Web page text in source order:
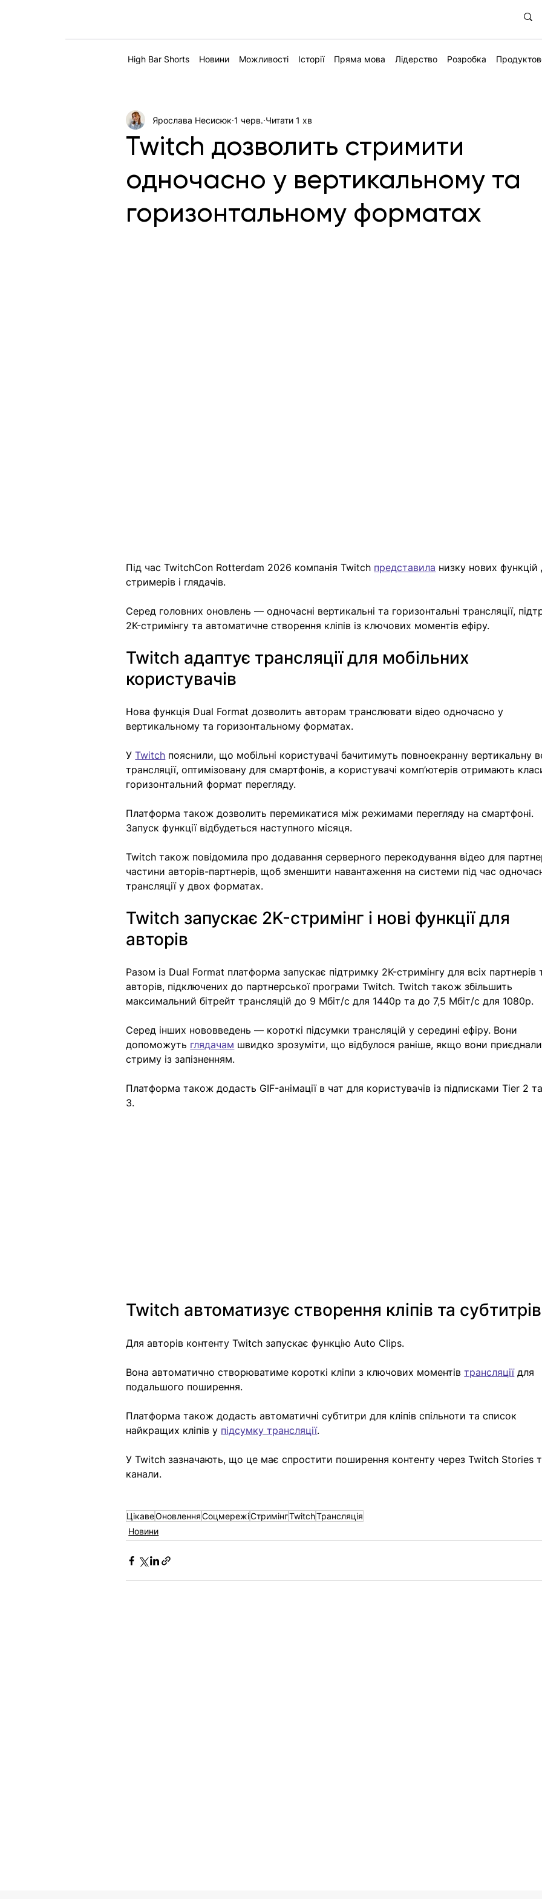
High Bar Shorts Новини Можливості Історії Пряма мова Лідерство Розробка
Twitch дозволить стримити
одночасно у вертикальному та
горизонтальному форматах
Ярослава Несисюк 1 черв. Читати 1 хв
Під час TwitchCon Rotterdam 2026 компанія Twitch представила низку нових
стримерів і глядачів.
Серед головних оновлень — одночасні вертикальні та горизонтальні трансляції,
2K-стримінгу та автоматичне створення кліпів із ключових моментів ефіру.
Twitch адаптує трансляції для мобільних
користувачів
Нова функція Dual Format дозволить авторам транслювати відео одночасно у
вертикальному та горизонтальному форматах.
У Twitch пояснили, що мобільні користувачі бачитимуть повноекранну вертикальну
трансляції, оптимізовану для смартфонів, а користувачі комп’ютерів отримають
горизонтальний формат перегляду.
Платформа також дозволить перемикатися між режимами перегляду на смартфоні.
Запуск функції відбудеться наступного місяця.
Twitch також повідомила про додавання серверного перекодування відео для
частини авторів-партнерів, щоб зменшити навантаження на системи під час
трансляції у двох форматах.
Twitch запускає 2K-стримінг і нові функції для
авторів
Разом із Dual Format платформа запускає підтримку 2K-стримінгу для всіх партнерів
авторів, підключених до партнерської програми Twitch. Twitch також збільшить
максимальний бітрейт трансляцій до 9 Мбіт/с для 1440p та до 7,5 Мбіт/с для 1080p.
Серед інших нововведень — короткі підсумки трансляцій у середині ефіру. Вони
допоможуть глядачам швидко зрозуміти, що відбулося раніше, якщо вони
стриму із запізненням.
Платформа також додасть GIF-анімації в чат для користувачів із підписками Tier 2
3.
Twitch автоматизує створення кліпів та субтитрів
Для авторів контенту Twitch запускає функцію Auto Clips.
Вона автоматично створюватиме короткі кліпи з ключових моментів трансляції для
подальшого поширення.
Платформа також додасть автоматичні субтитри для кліпів спільноти та список
найкращих кліпів у підсумку трансляції.
У Twitch зазначають, що це має спростити поширення контенту через Twitch Stories
канали.
ЦікавеОновленняСоцмережіСтримінгTwitchТрансляція
Новини